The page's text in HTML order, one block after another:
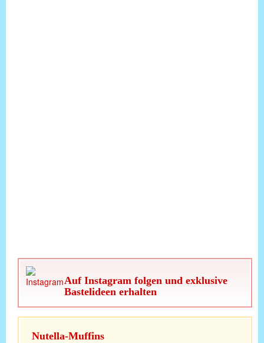
Auf Instagram folgen und exklusive
Bastelideen erhalten
Nutella-Muffins